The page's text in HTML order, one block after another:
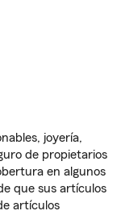
joyería,
de propietarios
en algunos
que sus artículos
artículos